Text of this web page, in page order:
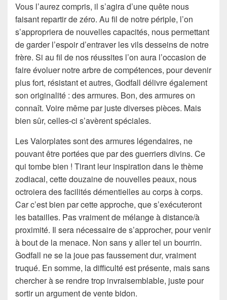
Vous l’aurez compris, il s’agira d’une quête nous
faisant repartir de zéro. Au fil de notre périple, l’on
s’appropriera de nouvelles capacités, nous permettant
de garder l’espoir d’entraver les vils desseins de notre
frère. Si au fil de nos réussites l’on aura l’occasion de
faire évoluer notre arbre de compétences, pour devenir
plus fort, résistant et autres, Godfall délivre également
son originalité : des armures. Bon, des armures on
connaît. Voire même par juste diverses pièces. Mais
bien sûr, celles-ci s’avèrent spéciales.
Les Valorplates sont des armures légendaires, ne
pouvant être portées que par des guerriers divins. Ce
qui tombe bien ! Tirant leur inspiration dans le thème
zodiacal, cette douzaine de nouvelles peaux, nous
octroiera des facilités démentielles au corps à corps.
Car c’est bien par cette approche, que s’exécuteront
les batailles. Pas vraiment de mélange à distance/à
proximité. Il sera nécessaire de s’approcher, pour venir
à bout de la menace. Non sans y aller tel un bourrin.
Godfall ne se la joue pas faussement dur, vraiment
truqué. En somme, la difficulté est présente, mais sans
chercher à se rendre trop invraisemblable, juste pour
sortir un argument de vente bidon.